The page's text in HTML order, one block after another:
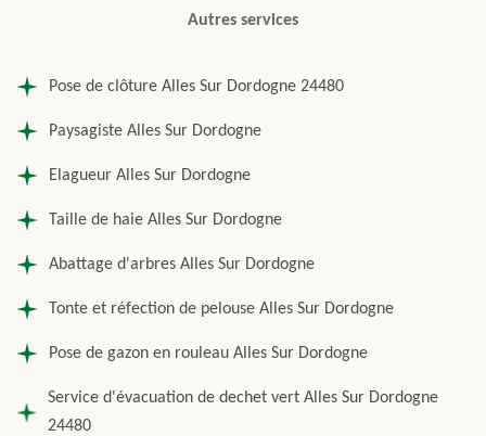
Autres services
Pose de clôture Alles Sur Dordogne 24480
Paysagiste Alles Sur Dordogne
Elagueur Alles Sur Dordogne
Taille de haie Alles Sur Dordogne
Abattage d'arbres Alles Sur Dordogne
Tonte et réfection de pelouse Alles Sur Dordogne
Pose de gazon en rouleau Alles Sur Dordogne
Service d'évacuation de dechet vert Alles Sur Dordogne
24480